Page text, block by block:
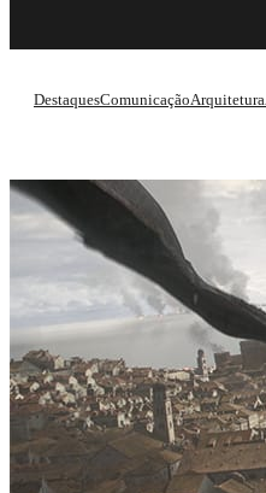
DestaquesComunicaçãoArquitetura